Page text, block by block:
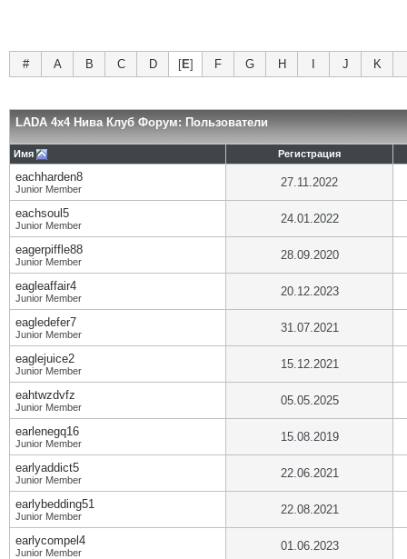
# A B C D [E] F G H J K
LADA 4x4 Нива Клуб Форум: Пользователи
Имя Регистрация
eachharden8
Junior Member 27.11.2022
eachsoul5
Junior Member 24.01.2022
eagerpiffle88
Junior Member 28.09.2020
eagleaffair4
Junior Member 20.12.2023
eagledefer7
Junior Member 31.07.2021
eaglejuice2
Junior Member 15.12.2021
eahtwzdvfz
Junior Member 05.05.2025
earlenegq16
Junior Member 15.08.2019
earlyaddict5
Junior Member 22.06.2021
earlybedding51
Junior Member 22.08.2021
earlycompel4
Junior Member 01.06.2023